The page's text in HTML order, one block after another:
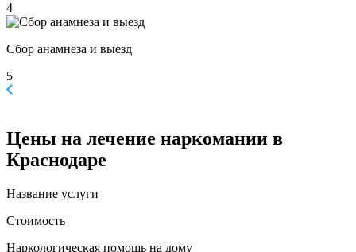
4
Сбор анамнеза и выезд
5
Цены на лечение наркомании в
Краснодаре
Название услуги
Стоимость
Наркологическая помощь на дому